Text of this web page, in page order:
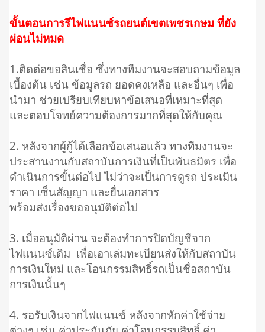
ขั้นตอนการรีไฟแนนซ์รถยนต์เขตเพชรเกษม ที่ยัง
ผ่อนไม่หมด
1.ติดต่อขอสินเชื่อ ซึ่งทางทีมงานจะสอบถามข้อมูล
เบื้องต้น เช่น ข้อมูลรถ ยอดคงเหลือ และอื่นๆ เพื่อ
นำมา ช่วยเปรียบเทียบหาข้อเสนอที่เหมาะที่สุด
และตอบโจทย์ความต้องการมากที่สุดให้กับคุณ
2. หลังจากผู้กู้ได้เลือกข้อเสนอแล้ว ทางทีมงานจะ
ประสานงานกับสถาบันการเงินที่เป็นพันธมิตร เพื่อ
ดำเนินการขั้นต่อไป ไม่ว่าจะเป็นการดูรถ ประเมิน
ราคา เซ็นสัญญา และยื่นเอกสาร
พร้อมส่งเรื่องขออนุมัติต่อไป
3. เมื่ออนุมัติผ่าน จะต้องทำการปิดบัญชีจาก
ไฟแนนซ์เดิม เพื่อเอาเล่มทะเบียนส่งให้กับสถาบัน
การเงินใหม่ และโอนกรรมสิทธิ์รถเป็นชื่อสถาบัน
การเงินนั้นๆ
4. รอรับเงินจากไฟแนนซ์ หลังจากหักค่าใช้จ่าย